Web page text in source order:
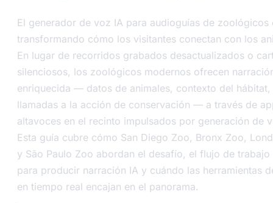
El generador de voz IA para audioguías de zoológicos
transformando cómo los visitantes conectan con los
En lugar de recorridos grabados desactualizados o
silenciosos, los zoológicos modernos ofrecen
enriquecida — datos de animales, contexto del hábitat,
llamadas a la acción de conservación — a través de
altavoces en el recinto impulsados por generación de
Esta guía cubre cómo San Diego Zoo, Bronx Zoo,
y São Paulo Zoo abordan el desafío, el flujo de
para producir narración IA y cuándo las herramientas
en tiempo real encajan en el panorama.